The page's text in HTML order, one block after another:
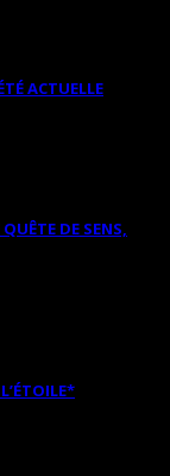
ACTUELLE
DE SENS,